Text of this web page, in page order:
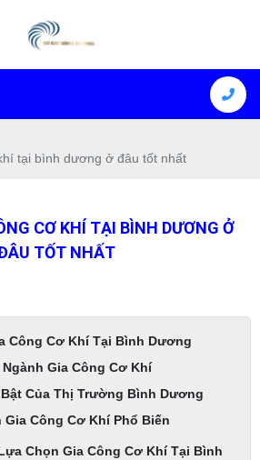
tại bình dương ở đâu tốt nhất
CƠ KHÍ TẠI BÌNH DƯƠNG Ở
TỐT NHẤT
Công Cơ Khí Tại Bình Dương
Gia Công Cơ Khí
Của Thị Trường Bình Dương
Gia Công Cơ Khí Phổ Biến
Chọn Gia Công Cơ Khí Tại Bình